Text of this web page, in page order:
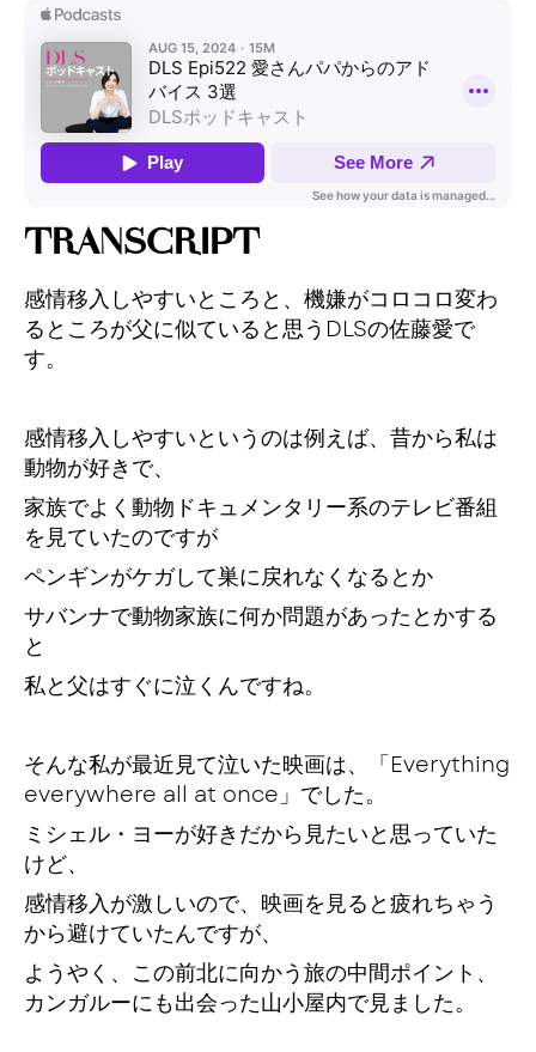
TRANSCRIPT
感情移入しやすいところと、機嫌がコロコロ変わ
るところが父に似ていると思うDLSの佐藤愛で
す。
感情移入しやすいというのは例えば、昔から私は
動物が好きで、
家族でよく動物ドキュメンタリー系のテレビ番組
を見ていたのですが
ペンギンがケガして巣に戻れなくなるとか
サバンナで動物家族に何か問題があったとかする
と
私と父はすぐに泣くんですね。
そんな私が最近見て泣いた映画は、「Everything
everywhere all at once」でした。
ミシェル・ヨーが好きだから見たいと思っていた
けど、
感情移入が激しいので、映画を見ると疲れちゃう
から避けていたんですが、
ようやく、この前北に向かう旅の中間ポイント、
カンガルーにも出会った山小屋内で見ました。